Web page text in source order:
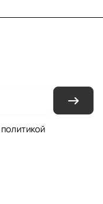
политикой